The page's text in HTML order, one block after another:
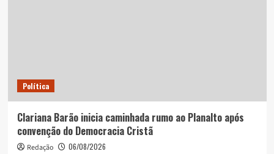
Política
Clariana Barão inicia caminhada rumo ao Planalto após
convenção do Democracia Cristã
Redação 06/08/2026